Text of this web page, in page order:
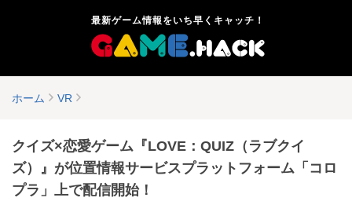
最新ゲーム情報をいち早くキャッチ！
ホーム VR
クイズ×恋愛ゲーム『LOVE：QUIZ（ラブクイ
ズ）』が位置情報サービスプラットフォーム「コロ
プラ」上で配信開始！